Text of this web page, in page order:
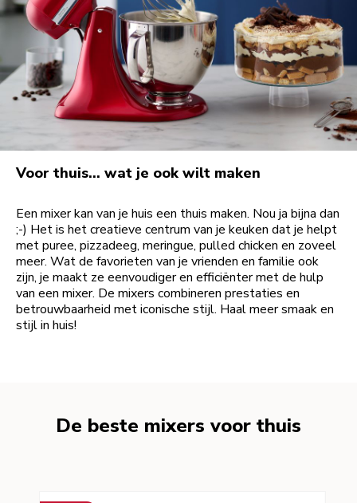
Voor thuis… wat je ook wilt maken
Een mixer kan van je huis een thuis maken. Nou ja bijna dan
;-) Het is het creatieve centrum van je keuken dat je helpt
met puree, pizzadeeg, meringue, pulled chicken en zoveel
meer. Wat de favorieten van je vrienden en familie ook
zijn, je maakt ze eenvoudiger en efficiënter met de hulp
van een mixer. De mixers combineren prestaties en
betrouwbaarheid met iconische stijl. Haal meer smaak en
stijl in huis!
De beste mixers voor thuis